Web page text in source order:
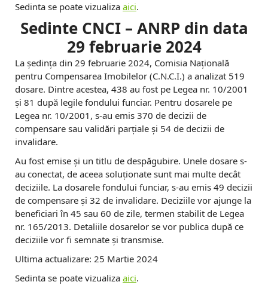
Sedinta se poate vizualiza aici.
Sedinte CNCI – ANRP din data
29 februarie 2024
La ședința din 29 februarie 2024, Comisia Națională
pentru Compensarea Imobilelor (C.N.C.I.) a analizat 519
dosare. Dintre acestea, 438 au fost pe Legea nr. 10/2001
și 81 după legile fondului funciar. Pentru dosarele pe
Legea nr. 10/2001, s-au emis 370 de decizii de
compensare sau validări parțiale și 54 de decizii de
invalidare.
Au fost emise și un titlu de despăgubire. Unele dosare s-
au conectat, de aceea soluționate sunt mai multe decât
deciziile. La dosarele fondului funciar, s-au emis 49 decizii
de compensare și 32 de invalidare. Deciziile vor ajunge la
beneficiari în 45 sau 60 de zile, termen stabilit de Legea
nr. 165/2013. Detaliile dosarelor se vor publica după ce
deciziile vor fi semnate și transmise.
Ultima actualizare: 25 Martie 2024
Sedinta se poate vizualiza aici.